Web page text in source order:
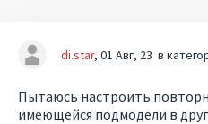
di.star 01 Авг, 23 в
Пытаюсь настроить
имеющейся подмодели в